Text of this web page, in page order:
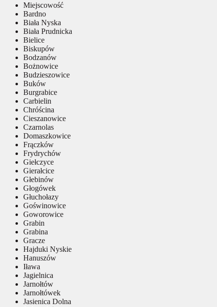
Miejscowość
Bardno
Biała Nyska
Biała Prudnicka
Bielice
Biskupów
Bodzanów
Bożnowice
Budzieszowice
Buków
Burgrabice
Carbielin
Chróścina
Cieszanowice
Czarnolas
Domaszkowice
Frączków
Frydrychów
Giełczyce
Gierałcice
Głebinów
Głogówek
Głuchołazy
Goświnowice
Goworowice
Grabin
Grabina
Gracze
Hajduki Nyskie
Hanuszów
Iława
Jagielnica
Jarnołtów
Jarnołtówek
Jasienica Dolna